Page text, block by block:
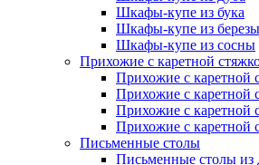
Шкафы-купе из бука
Шкафы-купе из березы
Шкафы-купе из сосны
Прихожие с каретной
Прихожие с каретной
Прихожие с каретной
Прихожие с каретной
Прихожие с каретной
Письменные столы
Письменные столы из